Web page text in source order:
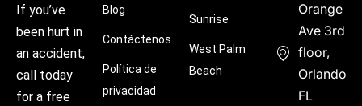
If you’ve
been hurt in
an accident,
call today
for a free
Blog
Contáctenos
Política de
privacidad
Sunrise
West Palm
Beach
Orange
Ave 3rd
floor,
Orlando,
FL